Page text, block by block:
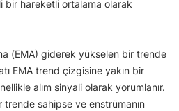
bir hareketli ortalama olarak
(EMA) giderek yükselen bir trende
EMA trend çizgisine yakın bir
alım sinyali olarak yorumlanır.
sahipse ve enstrümanın